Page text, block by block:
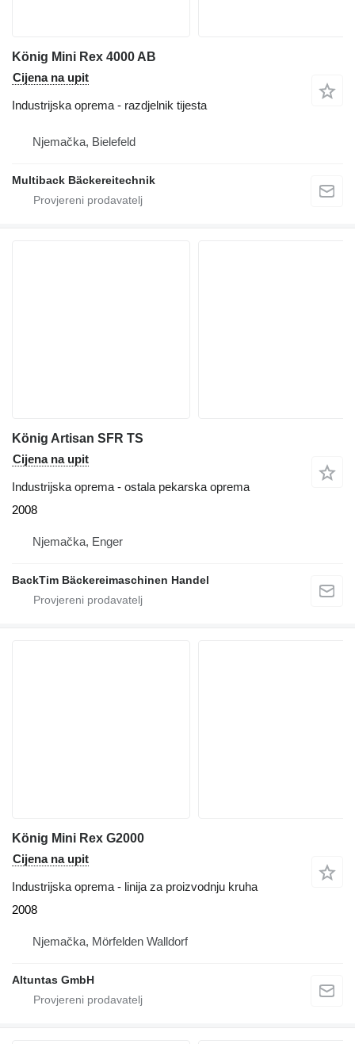
König Mini Rex 4000 AB
Cijena na upit
Industrijska oprema - razdjelnik tijesta
Njemačka, Bielefeld
Multiback Bäckereitechnik
König Artisan SFR TS
Cijena na upit
Industrijska oprema - ostala pekarska oprema
2008
Njemačka, Enger
BackTim Bäckereimaschinen Handel
König Mini Rex G2000
Cijena na upit
Industrijska oprema - linija za proizvodnju kruha
2008
Njemačka, Mörfelden Walldorf
Altuntas GmbH